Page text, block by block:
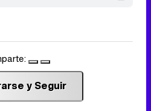
y Seguir